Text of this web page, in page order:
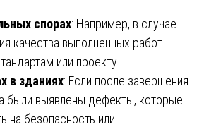
спорах: Например, в случае
качества выполненных работ
или проекту.
в зданиях: Если после завершения
были выявлены дефекты, которые
на безопасность или